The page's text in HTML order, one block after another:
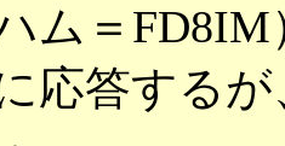
ム＝
応答する